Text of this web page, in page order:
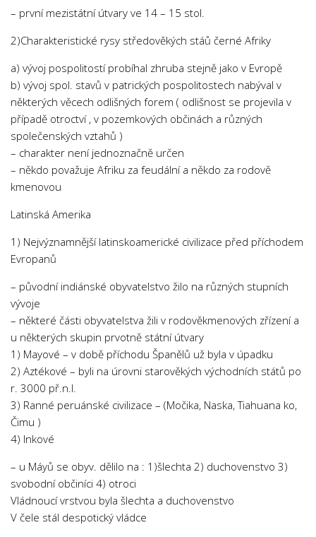
– první mezistátní útvary ve 14 – 15 stol.
2)Charakteristické rysy středověkých stáů černé Afriky
a) vývoj pospolitostí probíhal zhruba stejně jako v Evropě
b) vývoj spol. stavů v patrických pospolitostech nabýval v
některých věcech odlišných forem ( odlišnost se projevila v
případě otroctví , v pozemkových občinách a různých
společenských vztahů )
– charakter není jednoznačně určen
– někdo považuje Afriku za feudální a někdo za rodově
kmenovou
Latinská Amerika
1) Nejvýznamnější latinskoamerické civilizace před příchodem
Evropanů
– původní indiánské obyvatelstvo žilo na různých stupních
vývoje
– některé části obyvatelstva žili v rodověkmenových zřízení a
u některých skupin prvotně státní útvary
1) Mayové – v době příchodu Španělů už byla v úpadku
2) Aztékové – byli na úrovni starověkých východních států po
r. 3000 př.n.l.
3) Ranné peruánské civilizace – (Močika, Naska, Tiahuana ko,
Čimu )
4) Inkové
– u Máyů se obyv. dělilo na : 1)šlechta 2) duchovenstvo 3)
svobodní občiníci 4) otroci
Vládnoucí vrstvou byla šlechta a duchovenstvo
V čele stál despotický vládce